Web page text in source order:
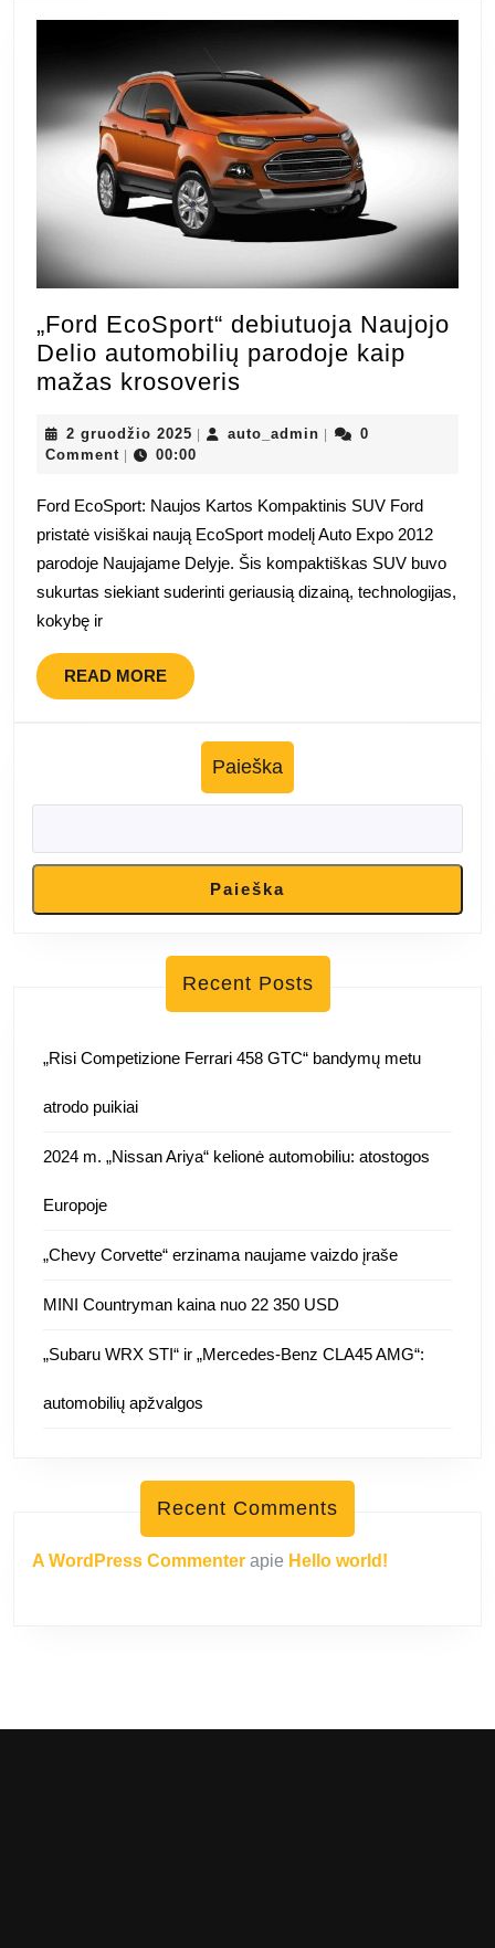
„Ford EcoSport“ debiutuoja Naujojo
Delio automobilių parodoje kaip
mažas krosoveris
debiutuoja
Delio
automobilių
parodoje
kaip
mažas
2 gruodžio 2025 2
gruodžio
| auto_admin auto_admin
|
0
Comment | 00:00
Ford EcoSport: Naujos Kartos Kompaktinis SUV Ford
pristatė visiškai naują EcoSport modelį Auto Expo 2012
parodoje Naujajame Delyje. Šis kompaktiškas SUV buvo
sukurtas siekiant suderinti geriausią dizainą, technologijas,
kokybę ir
READ MOREREAD
MORE
Paieška
Paieška
Recent Posts
„Risi Competizione Ferrari 458 GTC“ bandymų metu
atrodo puikiai
2024 m. „Nissan Ariya“ kelionė automobiliu: atostogos
Europoje
„Chevy Corvette“ erzinama naujame vaizdo įraše
MINI Countryman kaina nuo 22 350 USD
„Subaru WRX STI“ ir „Mercedes-Benz CLA45 AMG“:
automobilių apžvalgos
Recent Comments
A WordPress Commenter apie Hello world!